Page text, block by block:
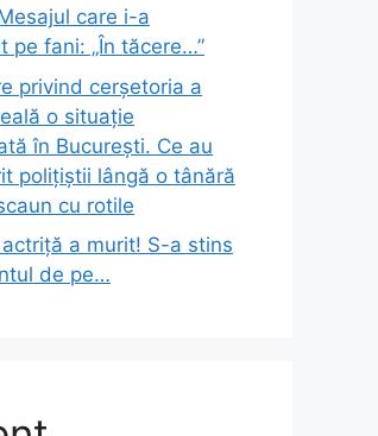
care i-a
pe fani: „În tăcere…”
privind cerșetoria a
o situație
în București. Ce au
polițiștii lângă o tânără
cu rotile
a murit! S-a stins
de pe…